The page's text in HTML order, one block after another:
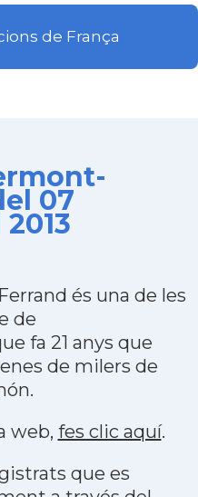
de França
07
és una de les
de
fa 21 anys que
de milers de
web, fes clic aquí.
que es